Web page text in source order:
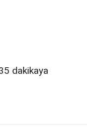
dakikaya